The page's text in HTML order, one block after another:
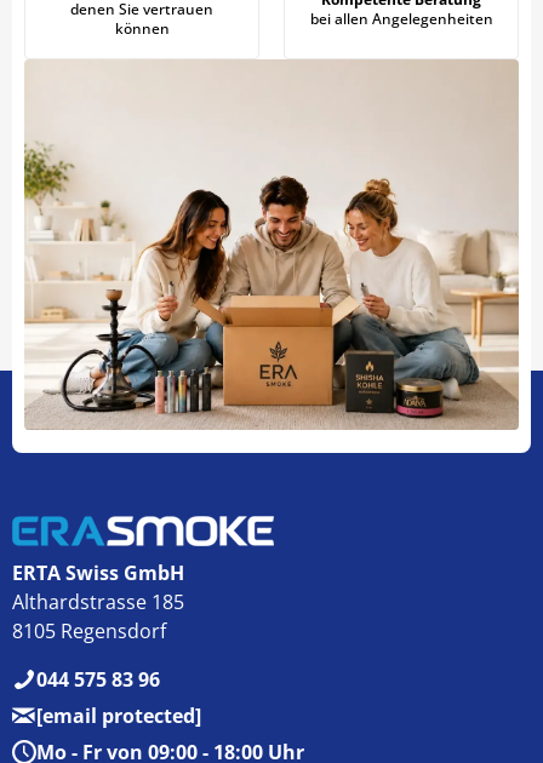
denen Sie vertrauen
können
bei allen Angelegenheiten
ERTA Swiss GmbH
Althardstrasse 185
8105 Regensdorf
044 575 83 96
[email protected]
Mo - Fr von 09:00 - 18:00 Uhr